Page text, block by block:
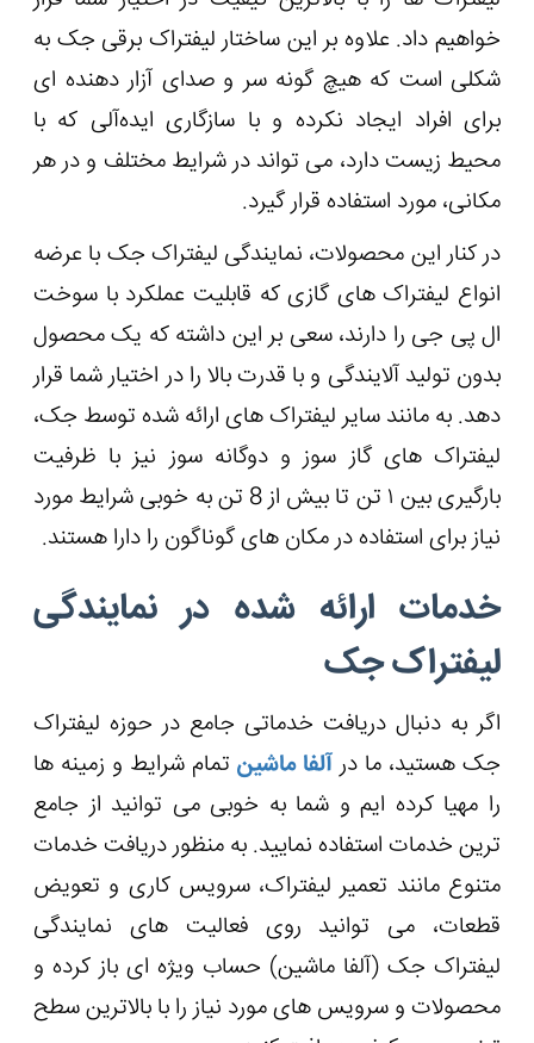
خواهیم داد. علاوه بر این ساختار لیفتراک برقی جک به
شکلی است که هیچ گونه سر و صدای آزار دهنده ای
برای افراد ایجاد نکرده و با سازگاری ایده‌آلی که با
محیط زیست دارد، می تواند در شرایط مختلف و در هر
مکانی، مورد استفاده قرار گیرد.
در کنار این محصولات، نمایندگی لیفتراک جک با عرضه
انواع لیفتراک های گازی که قابلیت عملکرد با سوخت
ال پی جی را دارند، سعی بر این داشته که یک محصول
بدون تولید آلایندگی و با قدرت بالا را در اختیار شما قرار
دهد. به مانند سایر لیفتراک های ارائه شده توسط جک،
لیفتراک های گاز سوز و دوگانه سوز نیز با ظرفیت
بارگیری بین ۱ تن تا بیش از 8 تن به خوبی شرایط مورد
نیاز برای استفاده در مکان های گوناگون را دارا هستند.
خدمات ارائه شده در نمایندگی
لیفتراک جک
اگر به دنبال دریافت خدماتی جامع در حوزه لیفتراک
جک هستید، ما درآلفا ماشین تمام شرایط و زمینه ها
را مهیا کرده ایم و شما به خوبی می توانید از جامع
ترین خدمات استفاده نمایید. به منظور دریافت خدمات
متنوع مانند تعمیر لیفتراک، سرویس کاری و تعویض
قطعات، می توانید روی فعالیت های نمایندگی
لیفتراک جک (آلفا ماشین) حساب ویژه ای باز کرده و
محصولات و سرویس های مورد نیاز را با بالاترین سطح